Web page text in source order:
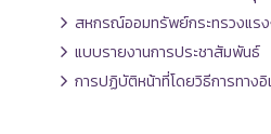
สหกรณ์ออมทรัพย์กระทรวงแรง
แบบรายงานการประชาสัมพันธ์
การปฏิบัติหน้าที่โดยวิธีการทาง